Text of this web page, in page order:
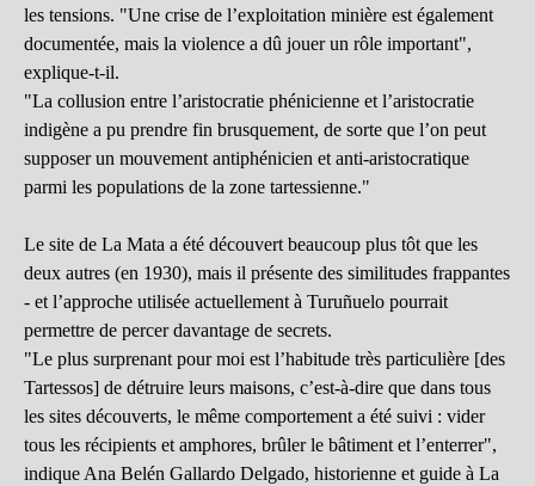
les tensions. "Une crise de l’exploitation minière est également
documentée, mais la violence a dû jouer un rôle important",
explique-t-il.
"La collusion entre l’aristocratie phénicienne et l’aristocratie
indigène a pu prendre fin brusquement, de sorte que l’on peut
supposer un mouvement antiphénicien et anti-aristocratique
parmi les populations de la zone tartessienne."
Le site de La Mata a été découvert beaucoup plus tôt que les
deux autres (en 1930), mais il présente des similitudes frappantes
- et l’approche utilisée actuellement à Turuñuelo pourrait
permettre de percer davantage de secrets.
"Le plus surprenant pour moi est l’habitude très particulière [des
Tartessos] de détruire leurs maisons, c’est-à-dire que dans tous
les sites découverts, le même comportement a été suivi : vider
tous les récipients et amphores, brûler le bâtiment et l’enterrer",
indique Ana Belén Gallardo Delgado, historienne et guide à La